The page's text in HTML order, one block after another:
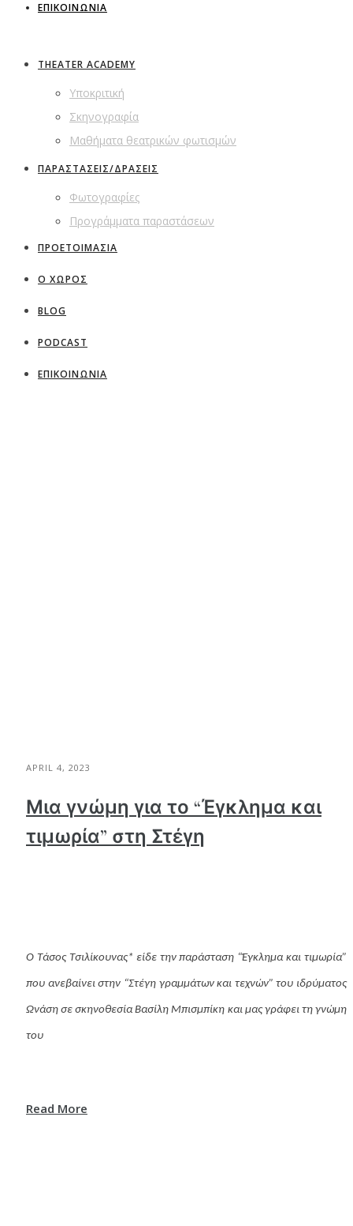
ΕΠΙΚΟΙΝΩΝΙΑ
THEATER ACADEMY
Υποκριτική
Σκηνογραφία
Μαθήματα θεατρικών φωτισμών
ΠΑΡΑΣΤΑΣΕΙΣ/ΔΡΑΣΕΙΣ
Φωτογραφίες
Προγράμματα παραστάσεων
ΠΡΟΕΤΟΙΜΑΣΙΑ
Ο ΧΩΡΟΣ
BLOG
PODCAST
ΕΠΙΚΟΙΝΩΝΙΑ
APRIL 4, 2023
Μια γνώμη για το “Έγκλημα και
τιμωρία” στη Στέγη
Ο Τάσος Τσιλίκουνας* είδε την παράσταση “Έγκλημα και τιμωρία”
που ανεβαίνει στην “Στέγη γραμμάτων και τεχνών” του ιδρύματος
Ωνάση σε σκηνοθεσία Βασίλη Μπισμπίκη και μας γράφει τη γνώμη
του
Read More